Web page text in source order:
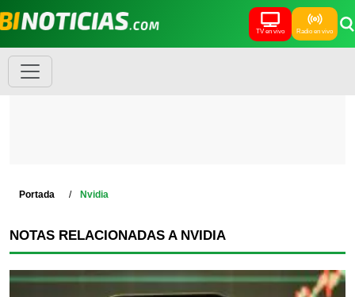
TV en vivo Radio en vivo
Portada Nvidia
NOTAS RELACIONADAS A NVIDIA